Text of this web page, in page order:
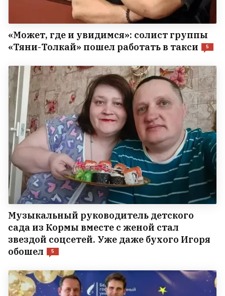
«Может, где и увидимся»: солист группы
«Тяни-Толкай» пошел работать в такси
5
Музыкальный руководитель детского
сада из Кормы вместе с женой стал
звездой соцсетей. Уже даже бухого Игоря
обошел
5